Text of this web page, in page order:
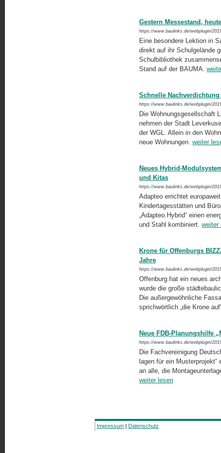
Gestern Messestand,
https://www.baulinks.de/webplugin/
Eine besondere Lektion in
direkt auf ihr Schulgelände
Schulbibliothek
Stand auf der BAUMA.
Schnelle
https://www.baulinks.de/webplugin/
Die Wohnungsgesellschaft
nehmen der Stadt
der WGL. Allein in den
neue Wohnungen. weiter
Neues Hybrid-
und Kitas
https://www.baulinks.de/webplugin/
Adapteo errichtet
Kindertagesstätten und
„Adapteo.Hybrid“ einen
und Stahl kombiniert. weiter
Krone für Offenburgs
Jahre
https://www.baulinks.de/webplugin/
Offenburg hat ein neues
wurde die große
Die außergewöhnliche
sprichwörtlich „die Krone
Neue FDB-Planungshilfe
https://www.baulinks.de/webplugin/
Die Fachvereinigung
lagen für ein
an alle, die
weiter lesen
Impressum | Datenschutz